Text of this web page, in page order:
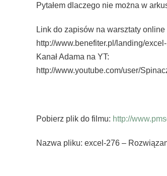
Pytałem dlaczego nie można w
Link do zapisów na warsztaty
http://www.benefiter.pl/landing/
Kanał Adama na YT:
http://www.youtube.com/user/
Pobierz plik do filmu: http://
Nazwa pliku: excel-276 –